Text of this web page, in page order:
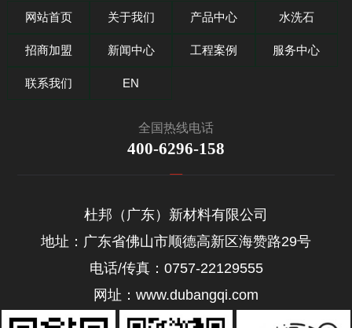
网站首页 关于我们 产品中心 水洗石
招商加盟 新闻中心 工程案例 服务中心
联系我们 EN
全国热线电话
400-6296-158
杜邦（广东）新材料有限公司
地址：广东省佛山市顺德高新区海赞路29号
电话/传真：0757-22129555
网址：www.dubangqi.com